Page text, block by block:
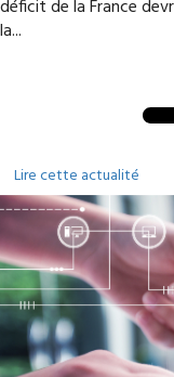
déficit de la France
la...
Lire cette actualité